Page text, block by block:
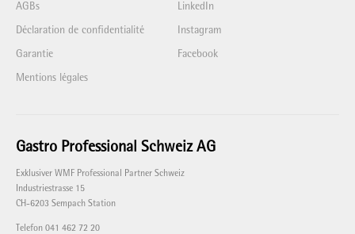
AGBs
Déclaration de confidentialité
Garantie
Mentions légales
LinkedIn
Instagram
Facebook
Gastro Professional Schweiz AG
Exklusiver WMF Professional Partner Schweiz
Industriestrasse 15
CH-6203 Sempach Station
Telefon 041 462 72 20